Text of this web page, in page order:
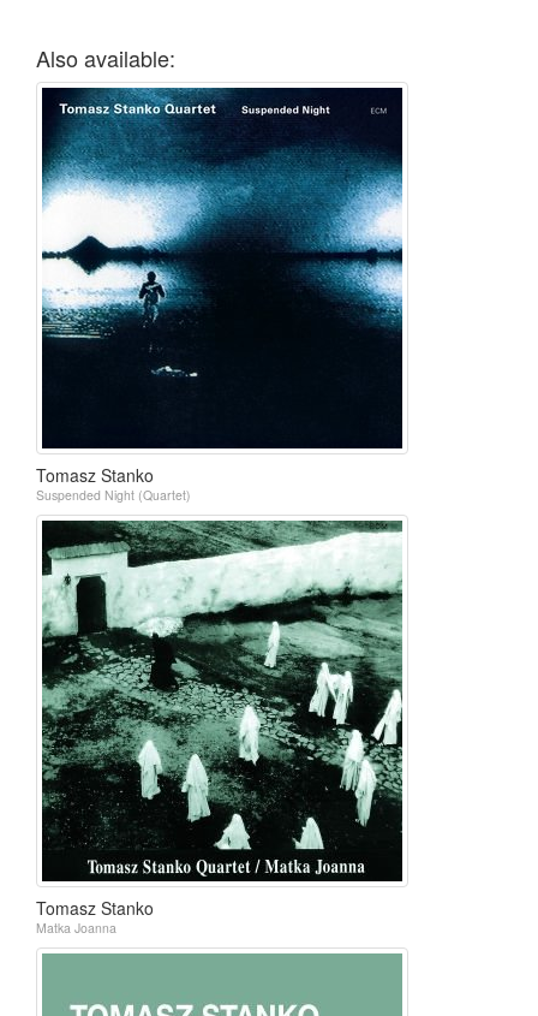
Also available:
Tomasz Stanko
Suspended Night (Quartet)
Tomasz Stanko
Matka Joanna